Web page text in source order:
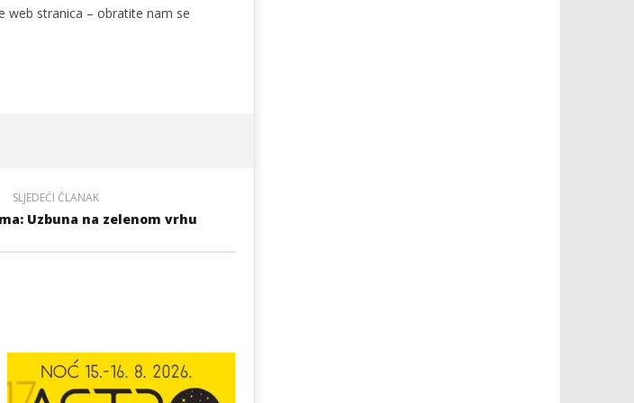
web stranica – obratite nam se
SLJEDEĆI ČLANAK
Uzbuna na zelenom vrhu